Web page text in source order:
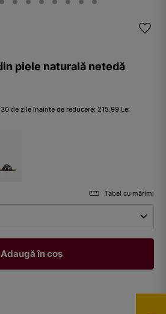
piele naturală netedă
de zile înainte de reducere: 215.99 Lei
Tabel cu mărimi
Adaugă în coș